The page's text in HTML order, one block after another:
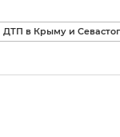
ДТП в Крыму и